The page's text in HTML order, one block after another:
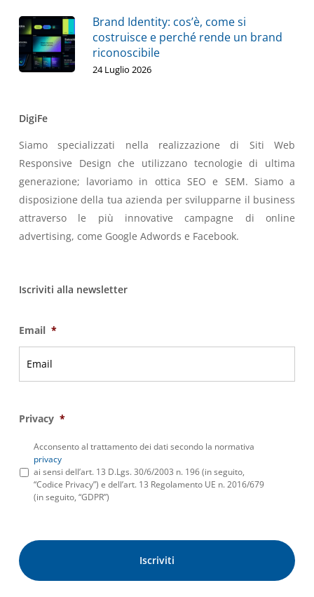
Brand Identity: cos’è, come si
costruisce e perché rende un brand
riconoscibile
24 Luglio 2026
DigiFe
Siamo specializzati nella realizzazione di Siti Web
Responsive Design che utilizzano tecnologie di ultima
generazione; lavoriamo in ottica SEO e SEM. Siamo a
disposizione della tua azienda per svilupparne il business
attraverso le più innovative campagne di online
advertising, come Google Adwords e Facebook.
Iscriviti alla newsletter
Email *
Privacy *
Acconsento al trattamento dei dati secondo la normativa
privacy
ai sensi dell’art. 13 D.Lgs. 30/6/2003 n. 196 (in seguito,
“Codice Privacy”) e dell’art. 13 Regolamento UE n. 2016/679
(in seguito, “GDPR”)